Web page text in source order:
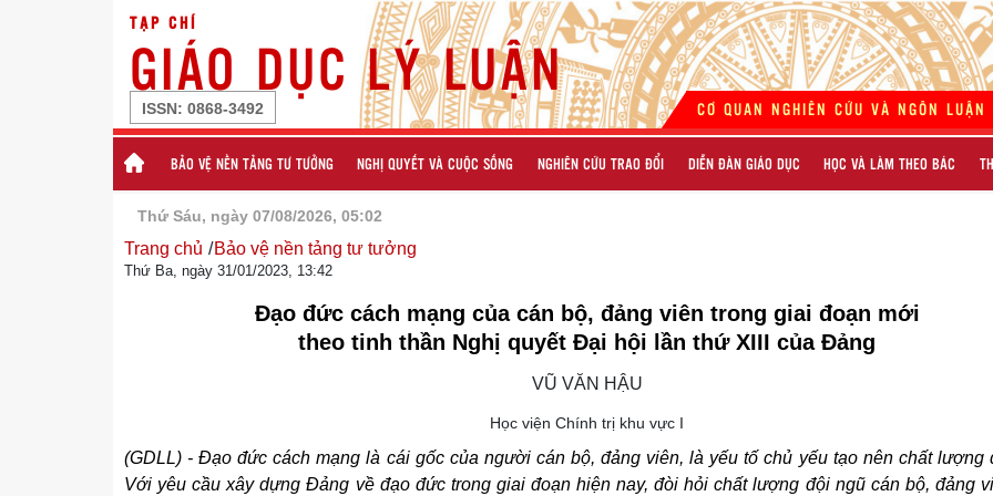
TẠP CHÍ
GIÁO DỤC LÝ LUẬN
ISSN: 0868-3492 CƠ QUAN NGHIÊN CỨU VÀ NGÔN
BẢO VỆ NỀN TẢNG TƯ TƯỞNG NGHỊ QUYẾT VÀ CUỘC SỐNG NGHIÊN CỨU TRAO ĐỔI DIỄN ĐÀN GIÁO DỤC HỌC VÀ LÀM THEO BÁC
Thứ Sáu, ngày 07/08/2026, 05:02
Trang chủ
Bảo vệ nền tảng tư tưởng
Thứ Ba, ngày 31/01/2023, 13:42
Đạo đức cách mạng của cán bộ, đảng viên trong giai đoạn mới
theo tinh thần Nghị quyết Đại hội lần thứ XIII của Đảng
VŨ VĂN HẬU
Học viện Chính trị khu vực I
(GDLL) - Đạo đức cách mạng là cái gốc của người cán bộ, đảng viên, là yếu tố chủ yếu tạo nên chất lượng
Với yêu cầu xây dựng Đảng về đạo đức trong giai đoạn hiện nay, đòi hỏi chất lượng đội ngũ cán bộ, đảng